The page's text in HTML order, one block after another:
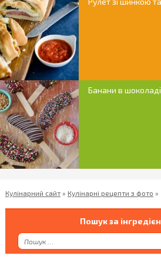
Банани в
Кулінарний сайт» Кулінарні рецепти з фото »
Пошук за